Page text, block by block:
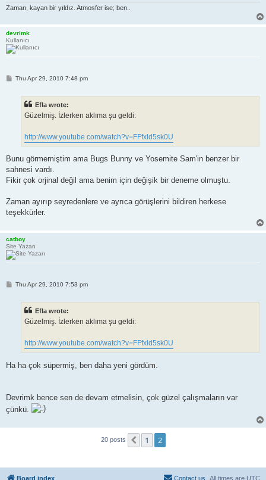
Zaman, kayan bir yıldız. Atmosfer ise; ben..
devrimk
Kullanıcı
PThu Apr 29, 2010 7:48 pm
Efla wrote:
Güzelmiş. İzlerken aklıma şu geldi:
http://www.youtube.com/watch?v=FFfxld5sk0U
Bunu görmemiştim ama Bugs Bunny ve Yosemite Sam'in benzer bir
sahnesi vardı.
Fikir çok orjinal değil ama benim için değişik bir deneme olmuştu.
Zaman ayırıp seyredenlere ve ayrıca görüşlerini bildiren herkese
teşekkürler.
catboy
Site Yazarı
PThu Apr 29, 2010 7:53 pm
Efla wrote:
Güzelmiş. İzlerken aklıma şu geldi:
http://www.youtube.com/watch?v=FFfxld5sk0U
Ha ha çok süpermiş, ben daha yeni gördüm.
Devrimk bence sen de devam etmelisin, çok güzel çalışmaların var
çünkü.
20 posts Previous
1 2
Board index All times are UTC
Contact us